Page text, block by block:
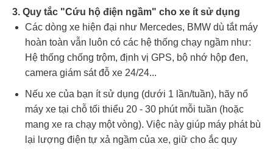
3. Quy tắc "Cứu hộ điện ngầm" cho xe ít sử dụng
Các dòng xe hiện đại như Mercedes, BMW dù tắt máy
hoàn toàn vẫn luôn có các hệ thống chạy ngầm như:
Hệ thống chống trộm, định vị GPS, bộ nhớ hộp đen,
camera giám sát đỗ xe 24/24...
Nếu xe của bạn ít sử dụng (dưới 1 lần/tuần), hãy nổ
máy xe tại chỗ tối thiểu 20 - 30 phút mỗi tuần (hoặc
mang xe ra chạy một vòng). Việc này giúp máy phát bù
lại lượng điện tự xả ngầm của xe, giữ cho ắc quy